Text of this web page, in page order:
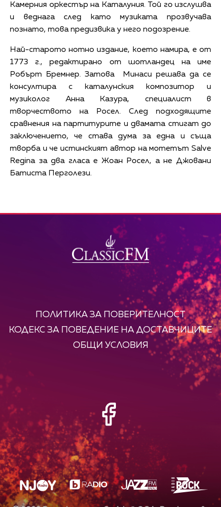
Камерния оркестър на Каталуния. Той го изслушва
и веднага след като музиката прозвучава
познато, това предизвика у него подозрение.
Най-старото нотно издание, което намира, е от
1773 г., редактирано от шотландец на име
Робърт Бремнер. Затова Минаси решава да се
консултира с каталунския композитор и
музиколог Анна Казура, специалист в
творчеството на Росел. След подходящите
сравнения на партитурите и двамата стигат до
заключението, че става дума за една и съща
творба и че истинският автор на мотетът Salve
Regina за два гласа е Жоан Росел, а не Джовани
Батиста Перголези.
ПОЛИТИКА ЗА ПОВЕРИТЕЛНОСТ
КОДЕКС ЗА ПОВЕДЕНИЕ НА ДОСТАВЧИЦИТЕ
ОБЩИ УСЛОВИЯ